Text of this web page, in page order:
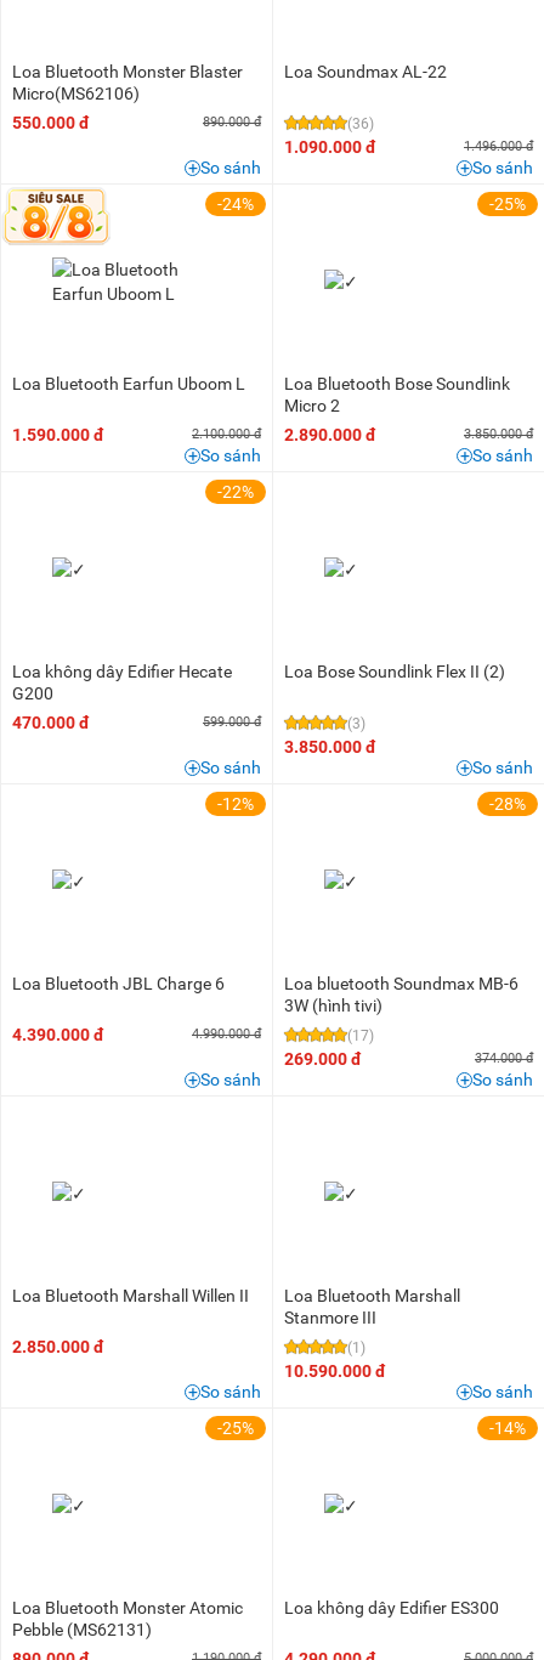
Loa Bluetooth Monster Blaster
Micro(MS62106)
550.000 đ
890.000 đ
So sánh
Loa Soundmax AL-22
(36)
1.090.000 đ 1.496.000 đ
So sánh
-24%
Loa Bluetooth Earfun Uboom L
1.590.000 đ 2.100.000 đ
So sánh
-25%
Loa Bluetooth Bose Soundlink
Micro 2
2.890.000 đ
3.850.000 đ
So sánh
-22%
Loa không dây Edifier Hecate
G200
470.000 đ
599.000 đ
So sánh
Loa Bose Soundlink Flex II (2)
(3)
3.850.000 đ
So sánh
-12%
Loa Bluetooth JBL Charge 6
4.390.000 đ 4.990.000 đ
So sánh
-28%
Loa bluetooth Soundmax MB-6
3W (hình tivi)
(17)
269.000 đ 374.000 đ
So sánh
Loa Bluetooth Marshall Willen II
2.850.000 đ
So sánh
Loa Bluetooth Marshall
Stanmore III
(1)
10.590.000 đ
So sánh
-25%
Loa Bluetooth Monster Atomic
Pebble (MS62131)
-14%
Loa không dây Edifier ES300